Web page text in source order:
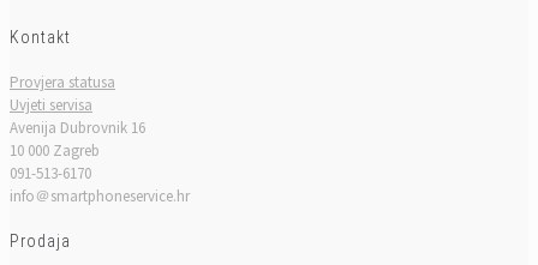
Kontakt
Provjera statusa
Uvjeti servisa
Avenija Dubrovnik 16
10 000 Zagreb
091-513-6170
info＠smartphoneservice.hr
Prodaja